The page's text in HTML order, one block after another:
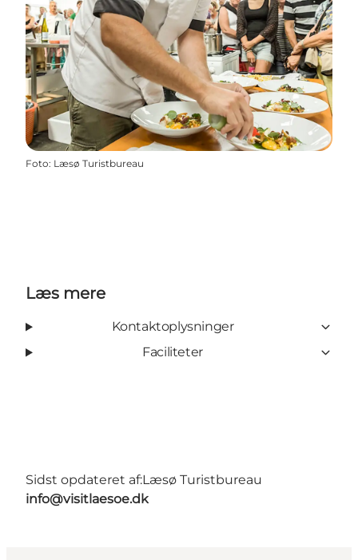
Foto: Læsø Turistbureau
Læs mere
Kontaktoplysninger
Faciliteter
Sidst opdateret af:Læsø Turistbureau
info@visitlaesoe.dk